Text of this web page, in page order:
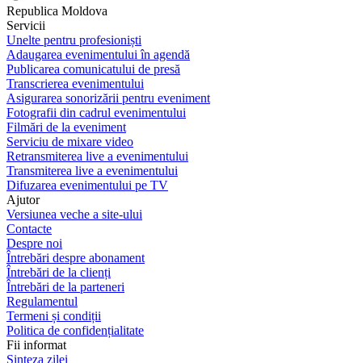
Republica Moldova
Servicii
Unelte pentru profesioniști
Adaugarea evenimentului în agendă
Publicarea comunicatului de presă
Transcrierea evenimentului
Asigurarea sonorizării pentru eveniment
Fotografii din cadrul evenimentului
Filmări de la eveniment
Serviciu de mixare video
Retransmiterea live a evenimentului
Transmiterea live a evenimentului
Difuzarea evenimentului pe TV
Ajutor
Versiunea veche a site-ului
Contacte
Despre noi
Întrebări despre abonament
Întrebări de la clienți
Întrebări de la parteneri
Regulamentul
Termeni și condiții
Politica de confidențialitate
Fii informat
Sinteza zilei